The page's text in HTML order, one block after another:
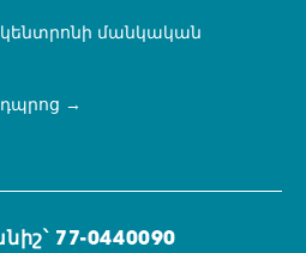
մանկական
77-0440090